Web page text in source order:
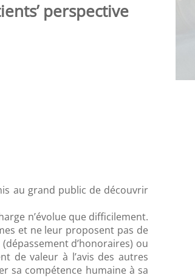
perspective
au grand public de découvrir
n’évolue que difficilement.
et ne leur proposent pas de
d’honoraires) ou
de valeur à l’avis des autres
sa compétence humaine à sa